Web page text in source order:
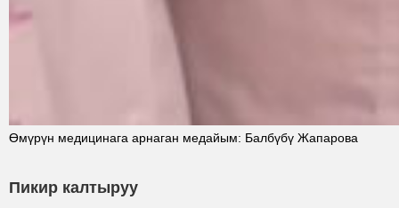
Өмүрүн медицинага арнаган медайым: Балбүбү Жапарова
Пикир калтыруу